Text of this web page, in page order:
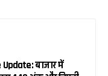
बाजार में